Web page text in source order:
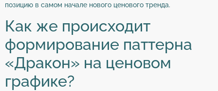
позицию в самом начале нового ценового тренда.
Как же происходит
формирование паттерна
«Дракон» на ценовом
графике?